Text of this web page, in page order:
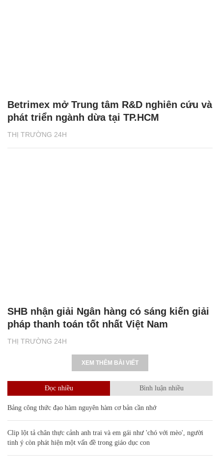
THỊ TRƯỜNG 24H
Betrimex mở Trung tâm R&D nghiên cứu và
phát triển ngành dừa tại TP.HCM
THỊ TRƯỜNG 24H
SHB nhận giải Ngân hàng có sáng kiến giải
pháp thanh toán tốt nhất Việt Nam
XEM THÊM BÀI VIẾT
Đọc nhiều Bình luận nhiều
Bảng công thức đạo hàm nguyên hàm cơ bản cần nhớ
Clip lột tả chân thực cảnh anh trai và em gái như 'chó với mèo', người
tinh ý còn phát hiện một vấn đề trong giáo dục con